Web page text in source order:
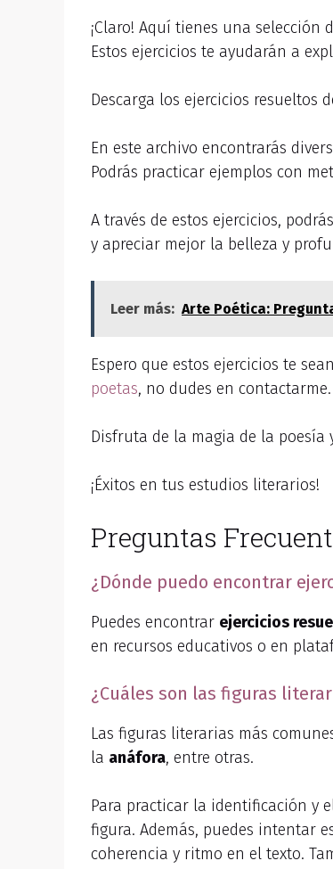
¡Claro! Aquí tienes una
Estos ejercicios te ayudarán a
Descarga los ejercicios resueltos
En este archivo encontrarás
Podrás practicar ejemplos con
A través de estos ejercicios,
y apreciar mejor la belleza y
Leer más: Arte Poética:
Espero que estos ejercicios te
poetas, no dudes en contactarme.
Disfruta de la magia de la poesía
¡Éxitos en tus estudios literarios!
Preguntas
¿Dónde puedo encontrar
Puedes encontrar ejercicios
en recursos educativos o en
¿Cuáles son las figuras
Las figuras literarias más
la anáfora, entre otras.
Para practicar la identificación y
figura. Además, puedes intentar
coherencia y ritmo en el texto.